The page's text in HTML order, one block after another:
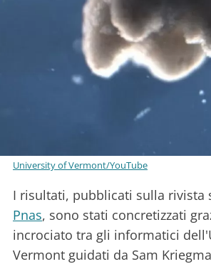
University of Vermont/YouTube
I risultati, pubblicati sulla rivista
Pnas, sono stati concretizzati
incrociato tra gli informatici
Vermont guidati da Sam